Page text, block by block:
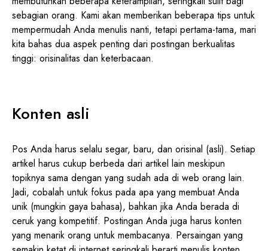
sebagian orang. Kami akan memberikan beberapa tips untuk
mempermudah Anda menulis nanti, tetapi pertama-tama, mari
kita bahas dua aspek penting dari postingan berkualitas
tinggi: orisinalitas dan keterbacaan.
Konten asli
Pos Anda harus selalu segar, baru, dan orisinal (asli). Setiap
artikel harus cukup berbeda dari artikel lain meskipun
topiknya sama dengan yang sudah ada di web orang lain.
Jadi, cobalah untuk fokus pada apa yang membuat Anda
unik (mungkin gaya bahasa), bahkan jika Anda berada di
ceruk yang kompetitif. Postingan Anda juga harus konten
yang menarik orang untuk membacanya. Persaingan yang